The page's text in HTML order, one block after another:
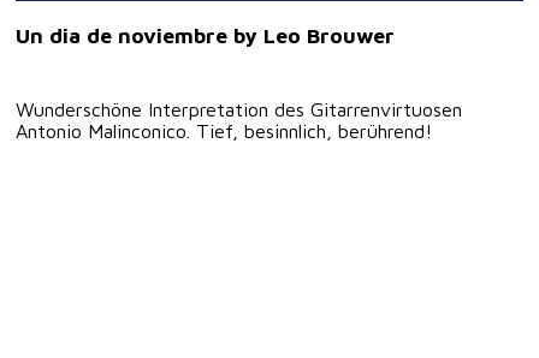
Un dia de noviembre by Leo Brouwer
Wunderschöne Interpretation des Gitarrenvirtuosen
Antonio Malinconico. Tief, besinnlich, berührend!